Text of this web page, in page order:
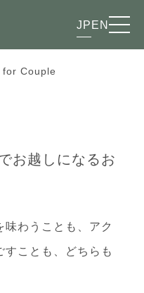
JP EN
for Couple
お越しになるお
わうことも、アク
すことも、どちらも